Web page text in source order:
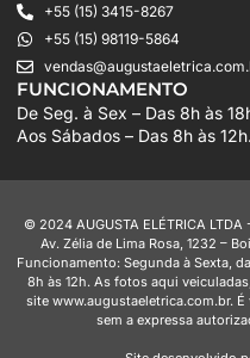
+55 (15) 3415-8267
+55 (15) 98119-5864
FUNCIONAMENTO
De Seg. à Sex – Das 8h às
Aos Sábados – Das 8h às 12h.
© 2024 AUGUSTA ELÉTRICA
Av. Zélia de Lima Rosa, 1232 –
Funcionamento: Segunda à Sexta,
8h às 12h. As fotos aqui
site www.augustaeletrica.com.br.
sem a expressa